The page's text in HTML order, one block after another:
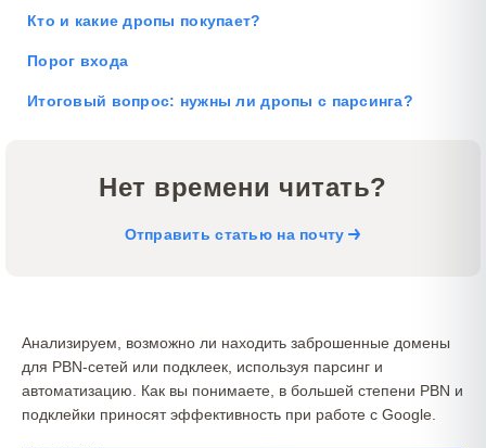
Кто и какие дропы покупает?
Порог входа
Итоговый вопрос: нужны ли дропы с парсинга?
Нет времени читать?
Отправить статью на почту
Анализируем, возможно ли находить заброшенные домены
для PBN-сетей или подклеек, используя парсинг и
автоматизацию. Как вы понимаете, в большей степени PBN и
подклейки приносят эффективность при работе с Google.